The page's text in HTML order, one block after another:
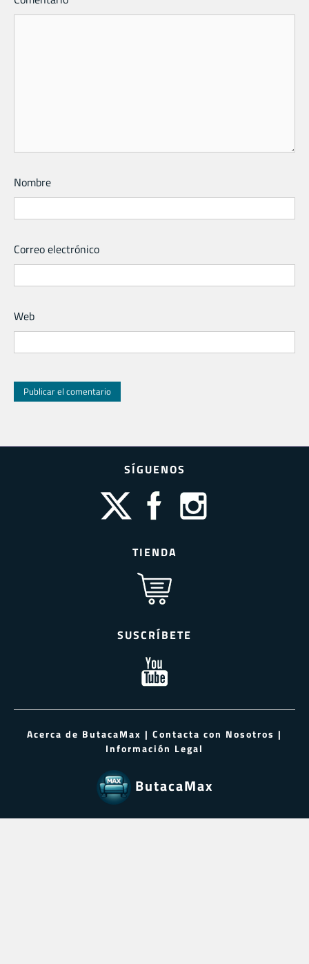
Nombre
Correo electrónico
Web
SÍGUENOS
TIENDA
SUSCRÍBETE
Acerca de ButacaMax | Contacta con Nosotros |
Información Legal
ButacaMax